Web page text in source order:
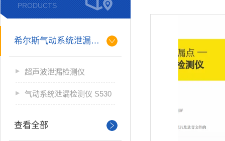
PRODUCTS
希尔斯气动系统泄漏检测仪
超声波泄漏检测仪
气动系统泄漏检测仪 S530
查看全部